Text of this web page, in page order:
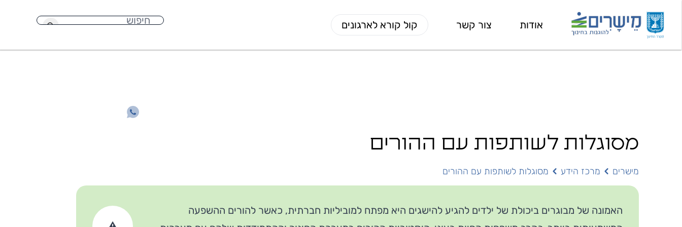
אודות צור קשר קול קורא לארגונים
מסוגלות לשותפות עם ההורים
מישרים מרכז הידע מסוגלות לשותפות עם ההורים
האמונה של מבוגרים ביכולת של ילדים להגיע להישגים היא מפתח למוביליות חברתית, כאשר להורים ההשפעה